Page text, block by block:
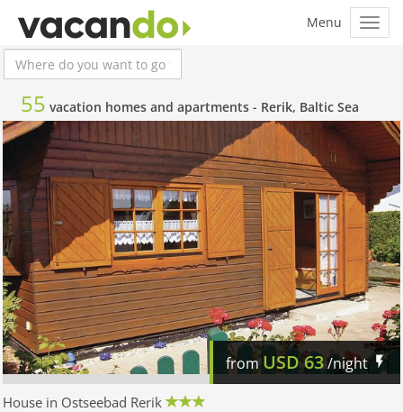
55 vacation homes and apartments - Rerik, Baltic Sea
fromUSD 63/night
House in Ostseebad Rerik